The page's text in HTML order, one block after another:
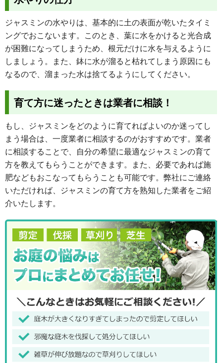
ジャスミンの水やりは、基本的に土の表面が乾いたタイミ
ングでおこないます。このとき、葉に水をかけると光合成
が困難になってしまうため、根元だけに水を与えるように
しましょう。また、鉢に水が溜ると枯れてしまう原因にも
なるので、溜まった水は捨てるようにしてください。
育て方に迷ったときは業者に相談！
もし、ジャスミンをどのように育てればよいのか迷ってし
まう場合は、一度業者に相談するのがおすすめです。業者
に相談することで、自分の希望に最適なジャスミンの育て
方を教えてもらうことができます。また、必要であれば施
肥などもおこなってもらうことも可能です。弊社にご連絡
いただければ、ジャスミンの育て方を熟知した業者をご紹
介いたします。